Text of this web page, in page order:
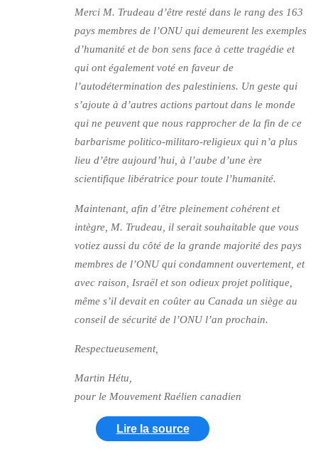
Merci M. Trudeau d’être resté dans le rang des 163
pays membres de l’ONU qui demeurent les exemples
d’humanité et de bon sens face à cette tragédie et
qui ont également voté en faveur de
l’autodétermination des palestiniens. Un geste qui
s’ajoute à d’autres actions partout dans le monde
qui ne peuvent que nous rapprocher de la fin de ce
barbarisme politico-militaro-religieux qui n’a plus
lieu d’être aujourd’hui, à l’aube d’une ère
scientifique libératrice pour toute l’humanité.
Maintenant, afin d’être pleinement cohérent et
intègre, M. Trudeau, il serait souhaitable que vous
votiez aussi du côté de la grande majorité des pays
membres de l’ONU qui condamnent ouvertement, et
avec raison, Israël et son odieux projet politique,
même s’il devait en coûter au Canada un siège au
conseil de sécurité de l’ONU l’an prochain.
Respectueusement,
Martin Hétu,
pour le Mouvement Raélien canadien
Lire la source